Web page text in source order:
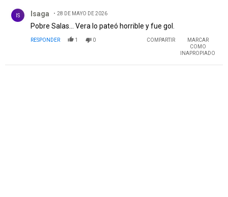
IS Isaga 28 DE MAYO DE 2026
Pobre Salas... Vera lo pateó horrible y fue gol.
RESPONDER 1 0 COMPARTIR
MARCAR
COMO
INAPROPIADO